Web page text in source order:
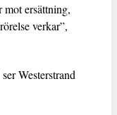
mot ersättning,
verkar”,
Westerstrand